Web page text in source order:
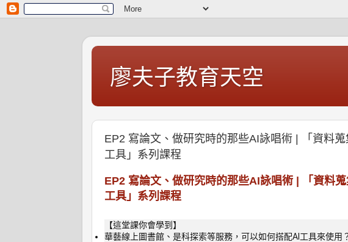
廖夫子教育天空
EP2 寫論文、做研究時的那些AI詠唱術 | 「資料
工具」系列課程
EP2 寫論文、做研究時的那些AI詠唱術 | 「資料
工具」系列課程
【這堂課你會學到】
華藝線上圖書館、是科探索等服務，可以如何搭配AI工具來使用